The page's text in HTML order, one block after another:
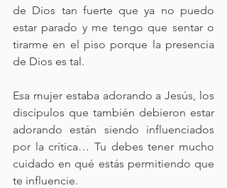
de Dios tan fuerte que ya no puedo
estar parado y me tengo que sentar o
tirarme en el piso porque la presencia
de Dios es tal.
Esa mujer estaba adorando a Jesús, los
discípulos que también debieron estar
adorando están siendo influenciados
por la crítica… Tu debes tener mucho
cuidado en qué estás permitiendo que
te influencie.